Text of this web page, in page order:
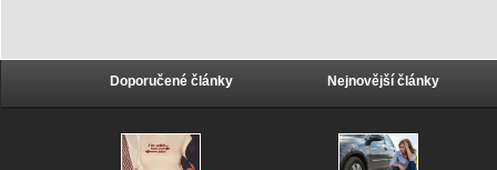
Doporučené články Nejnovější články